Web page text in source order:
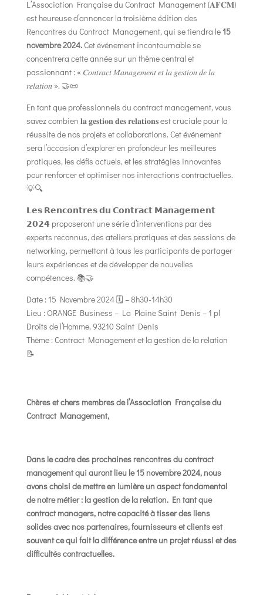
L’Association Française du Contract Management (𝐀𝐅𝐂𝐌)
est heureuse d’annoncer la troisième édition des
Rencontres du Contract Management, qui se tiendra le15
novembre 2024.Cet événement incontournable se
concentrera cette année sur un thème central et
passionnant : « 𝐶𝑜𝑛𝑡𝑟𝑎𝑐𝑡 𝑀𝑎𝑛𝑎𝑔𝑒𝑚𝑒𝑛𝑡 𝑒𝑡 𝑙𝑎 𝑔𝑒𝑠𝑡𝑖𝑜𝑛 𝑑𝑒 𝑙𝑎
𝑟𝑒𝑙𝑎𝑡𝑖𝑜𝑛 ». 🤝📜
En tant que professionnels du contract management, vous
savez combien 𝐥𝐚 𝐠𝐞𝐬𝐭𝐢𝐨𝐧 𝐝𝐞𝐬 𝐫𝐞𝐥𝐚𝐭𝐢𝐨𝐧𝐬 est cruciale pour la
réussite de nos projets et collaborations. Cet événement
sera l’occasion d’explorer en profondeur les meilleures
pratiques, les défis actuels, et les stratégies innovantes
pour renforcer et optimiser nos interactions contractuelles.
💡🔍
𝗟𝗲𝘀 𝗥𝗲𝗻𝗰𝗼𝗻𝘁𝗿𝗲𝘀 𝗱𝘂 𝗖𝗼𝗻𝘁𝗿𝗮𝗰𝘁 𝗠𝗮𝗻𝗮𝗴𝗲𝗺𝗲𝗻𝘁
𝟮𝟬𝟮𝟰 proposeront une série d’interventions par des
experts reconnus, des ateliers pratiques et des sessions de
networking, permettant à tous les participants de partager
leurs expériences et de développer de nouvelles
compétences. 📚🤝
Date : 15 Novembre 2024 🗓️ – 8h30-14h30
Lieu : ORANGE Business – La Plaine Saint Denis – 1 pl
Droits de l’Homme, 93210 Saint Denis
Thème : Contract Management et la gestion de la relation
📝
Chères et chers membres de l’Association Française du
Contract Management,
Dans le cadre des prochaines rencontres du contract
management qui auront lieu le 15 novembre 2024, nous
avons choisi de mettre en lumière un aspect fondamental
de notre métier : la gestion de la relation. En tant que
contract managers, notre capacité à tisser des liens
solides avec nos partenaires, fournisseurs et clients est
souvent ce qui fait la différence entre un projet réussi et des
difficultés contractuelles.